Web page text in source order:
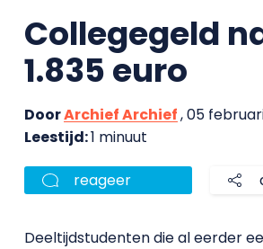
Collegegeld
1.835 euro
DoorArchief Archief, 05
Leestijd:1 minuut
reageer
Deeltijdstudenten die al eerder